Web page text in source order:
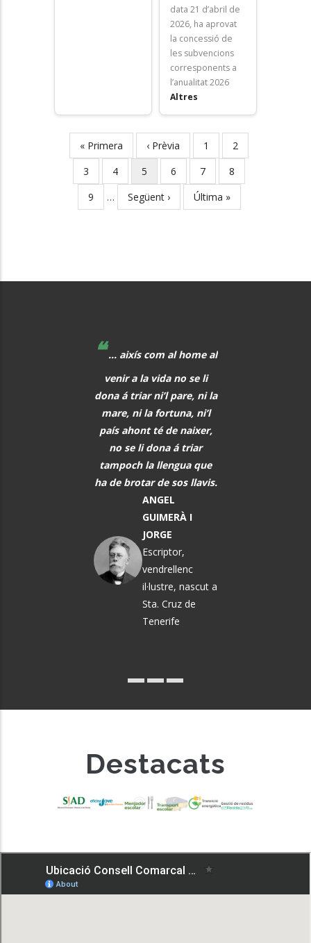
data 21 d’abril de
2026, ha aprovat
la concessió de
les subvencions
corresponents a
l’anualitat 2026
Altres
Pagination
First
page
« Primera
Previous
page
‹ Prèvia Page
1 Page
2
Page
3 Page
4
Current
page
5 Page
6 Page
7 Page
8
Page
9 …
Next
page
Següent ›
Last
page
Última »
❝... aixís com al home al
venir a la vida no se li
dona á triar ni’l pare, ni la
mare, ni la fortuna, ni’l
país ahont té de naixer,
no se li dona á triar
tampoch la llengua que
ha de brotar de sos llavis.
ANGEL
GUIMERÀ I
JORGE
Escriptor,
vendrellenc
il·lustre, nascut a
Sta. Cruz de
Tenerife
Destacats